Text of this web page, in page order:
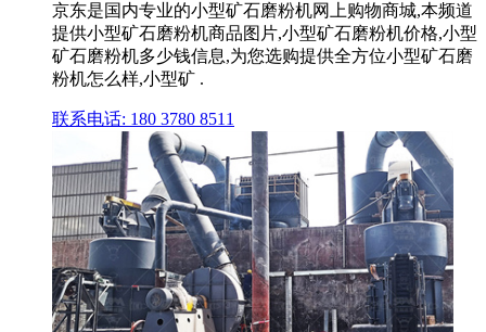
京东是国内专业的小型矿石磨粉机网上购物商城,本频道
提供小型矿石磨粉机商品图片,小型矿石磨粉机价格,小型
矿石磨粉机多少钱信息,为您选购提供全方位小型矿石磨
粉机怎么样,小型矿 .
联系电话: 180 3780 8511